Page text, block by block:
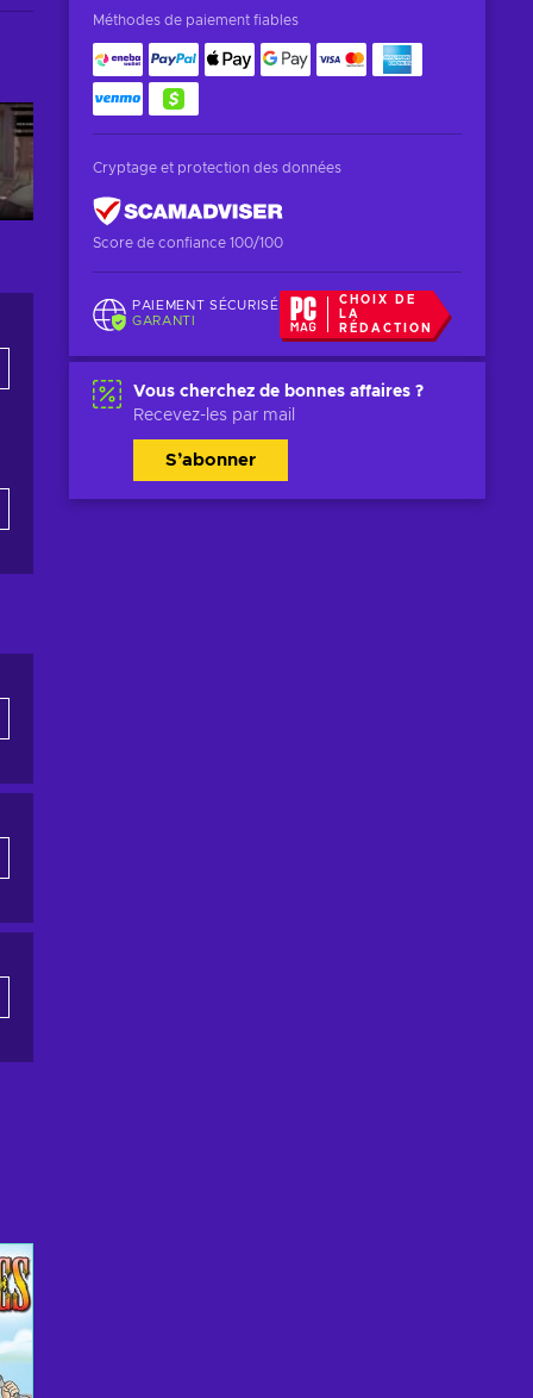
Méthodes de paiement fiables
Cryptage et protection des données
Score de confiance 100/100
PAIEMENT SÉCURISÉ
GARANTI
CHOIX DE
LA
RÉDACTION
Vous cherchez de bonnes affaires ?
Recevez-les par mail
S’abonner